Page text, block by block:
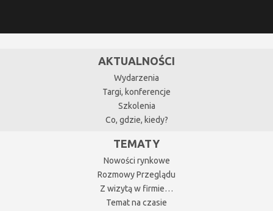
AKTUALNOŚCI
Wydarzenia
Targi, konferencje
Szkolenia
Co, gdzie, kiedy?
TEMATY
Nowości rynkowe
Rozmowy Przeglądu
Z wizytą w firmie…
Temat na czasie